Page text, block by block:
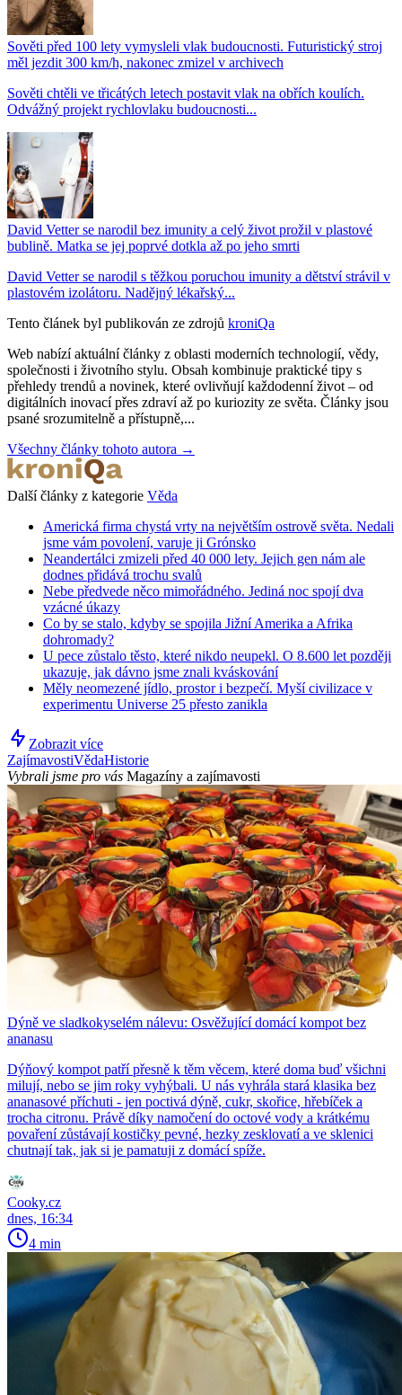
Sověti před 100 lety vymysleli vlak budoucnosti. Futuristický stroj
měl jezdit 300 km/h, nakonec zmizel v archivech
Sověti chtěli ve třicátých letech postavit vlak na obřích koulích.
Odvážný projekt rychlovlaku budoucnosti...
David Vetter se narodil bez imunity a celý život prožil v plastové
bublině. Matka se jej poprvé dotkla až po jeho smrti
David Vetter se narodil s těžkou poruchou imunity a dětství strávil v
plastovém izolátoru. Nadějný lékařský...
Tento článek byl publikován ze zdrojů kroniQa
Web nabízí aktuální články z oblasti moderních technologií, vědy,
společnosti i životního stylu. Obsah kombinuje praktické tipy s
přehledy trendů a novinek, které ovlivňují každodenní život – od
digitálních inovací přes zdraví až po kuriozity ze světa. Články jsou
psané srozumitelně a přístupně,...
Všechny články tohoto autora →
Další články z kategorie Věda
Americká firma chystá vrty na největším ostrově světa. Nedali
jsme vám povolení, varuje ji Grónsko
Neandertálci zmizeli před 40 000 lety. Jejich gen nám ale
dodnes přidává trochu svalů
Nebe předvede něco mimořádného. Jediná noc spojí dva
vzácné úkazy
Co by se stalo, kdyby se spojila Jižní Amerika a Afrika
dohromady?
U pece zůstalo těsto, které nikdo neupekl. O 8.600 let později
ukazuje, jak dávno jsme znali kváskování
Měly neomezené jídlo, prostor i bezpečí. Myší civilizace v
experimentu Universe 25 přesto zanikla
Zobrazit více
ZajímavostiVědaHistorie
Vybrali jsme pro vás Magazíny a zajímavosti
Dýně ve sladkokyselém nálevu: Osvěžující domácí kompot bez
ananasu
Dýňový kompot patří přesně k těm věcem, které doma buď všichni
milují, nebo se jim roky vyhýbali. U nás vyhrála stará klasika bez
ananasové příchuti - jen poctivá dýně, cukr, skořice, hřebíček a
trocha citronu. Právě díky namočení do octové vody a krátkému
povaření zůstávají kostičky pevné, hezky zesklovatí a ve sklenici
chutnají tak, jak si je pamatuji z domácí spíže.
Cooky.cz
dnes, 16:34
4 min